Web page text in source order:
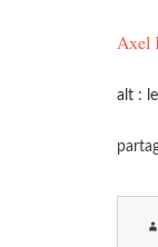
Axel
alt :